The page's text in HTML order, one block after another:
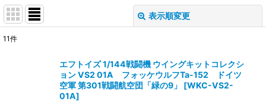
表示順変更
11件
エフトイズ 1/144戦闘機 ウイングキットコレクシ
ョン VS2 01A フォッケウルフTa-152 ドイツ
空軍 第301戦闘航空団「緑の9」
[WKC-VS2-
01A]